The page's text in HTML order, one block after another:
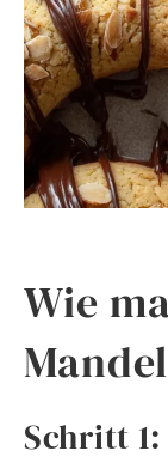
Wie
Schritt